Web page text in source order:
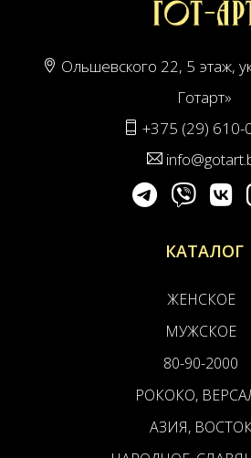
Ольшевского 22, 5 этаж,
Готарт»
+375 (29) 610-
КАТАЛОГ
ЖЕНСКОЕ
МУЖСКОЕ
80-90-2000
РОКОКО,
АЗИЯ,